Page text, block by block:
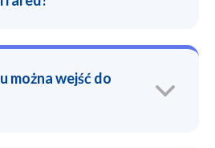
można wejść do